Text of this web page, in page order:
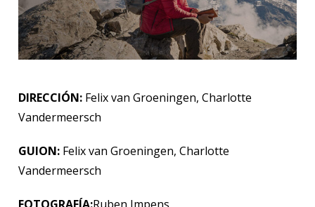
DIRECCIÓN: Felix van Groeningen, Charlotte
Vandermeersch
GUION: Felix van Groeningen, Charlotte
Vandermeersch